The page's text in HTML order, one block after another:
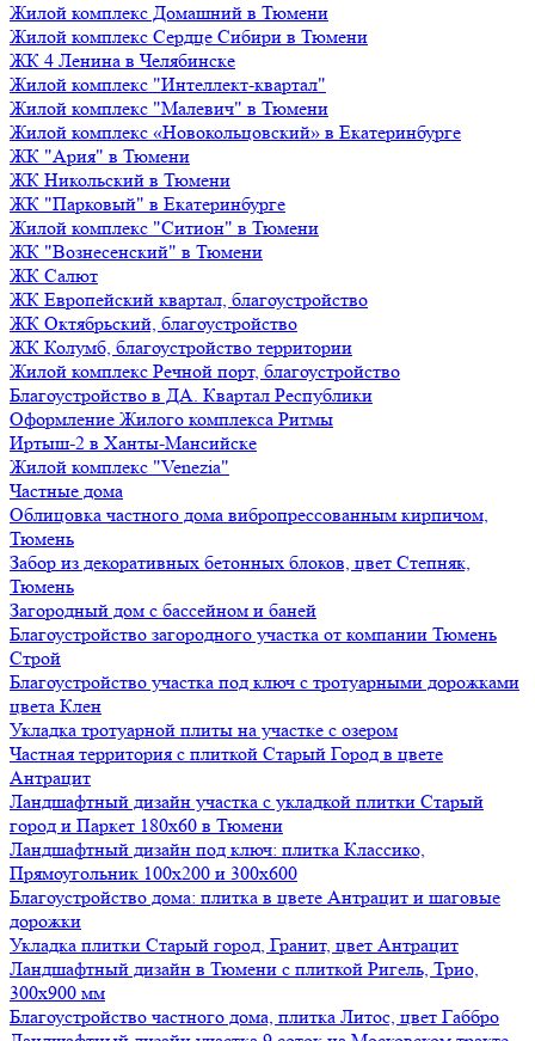
Жилой комплекс Домашний в Тюмени
Жилой комплекс Сердце Сибири в Тюмени
ЖК 4 Ленина в Челябинске
Жилой комплекс "Интеллект-квартал"
Жилой комплекс "Малевич" в Тюмени
Жилой комплекс «Новокольцовский» в Екатеринбурге
ЖК "Ария" в Тюмени
ЖК Никольский в Тюмени
ЖК "Парковый" в Екатеринбурге
Жилой комплекс "Ситион" в Тюмени
ЖК "Вознесенский" в Тюмени
ЖК Салют
ЖК Европейский квартал, благоустройство
ЖК Октябрьский, благоустройство
ЖК Колумб, благоустройство территории
Жилой комплекс Речной порт, благоустройство
Благоустройство в ДА. Квартал Республики
Оформление Жилого комплекса Ритмы
Иртыш-2 в Ханты-Мансийске
Жилой комплекс "Venezia"
Частные дома
Облицовка частного дома вибропрессованным кирпичом,
Тюмень
Забор из декоративных бетонных блоков, цвет Степняк,
Тюмень
Загородный дом с бассейном и баней
Благоустройство загородного участка от компании Тюмень
Строй
Благоустройство участка под ключ с тротуарными дорожками
цвета Клен
Укладка тротуарной плиты на участке с озером
Частная территория с плиткой Старый Город в цвете
Антрацит
Ландшафтный дизайн участка с укладкой плитки Старый
город и Паркет 180х60 в Тюмени
Ландшафтный дизайн под ключ: плитка Классико,
Прямоугольник 100х200 и 300х600
Благоустройство дома: плитка в цвете Антрацит и шаговые
дорожки
Укладка плитки Старый город, Гранит, цвет Антрацит
Ландшафтный дизайн в Тюмени с плиткой Ригель, Трио,
300х900 мм
Благоустройство частного дома, плитка Литос, цвет Габбро